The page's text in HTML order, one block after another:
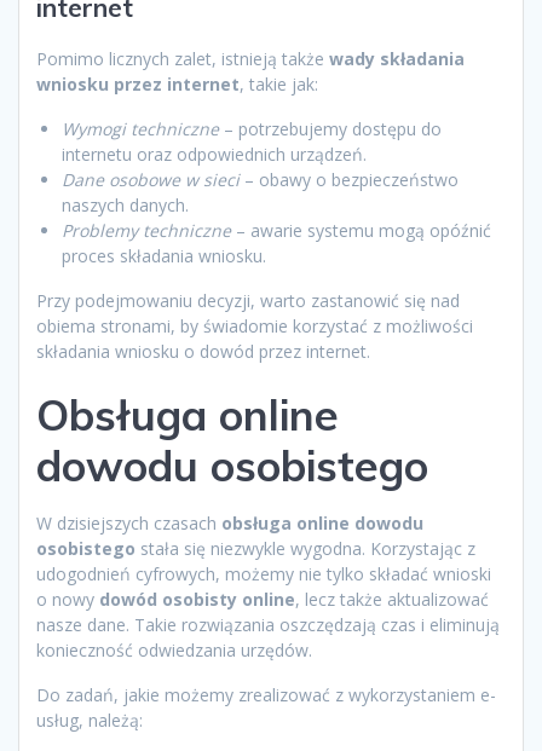
internet
Pomimo licznych zalet, istnieją także wady składania
wniosku przez internet, takie jak:
Wymogi techniczne– potrzebujemy dostępu do
internetu oraz odpowiednich urządzeń.
Dane osobowe w sieci– obawy o bezpieczeństwo
naszych danych.
Problemy techniczne– awarie systemu mogą opóźnić
proces składania wniosku.
Przy podejmowaniu decyzji, warto zastanowić się nad
obiema stronami, by świadomie korzystać z możliwości
składania wniosku o dowód przez internet.
Obsługa online
dowodu osobistego
W dzisiejszych czasach obsługa online dowodu
osobistego stała się niezwykle wygodna. Korzystając z
udogodnień cyfrowych, możemy nie tylko składać wnioski
o nowy dowód osobisty online, lecz także aktualizować
nasze dane. Takie rozwiązania oszczędzają czas i eliminują
konieczność odwiedzania urzędów.
Do zadań, jakie możemy zrealizować z wykorzystaniem e-
usług, należą: